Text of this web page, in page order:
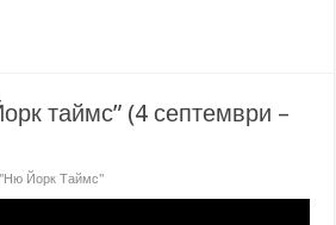
таймс” (4 септември –
Йорк Таймс"